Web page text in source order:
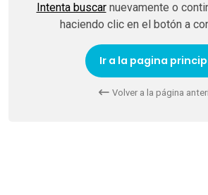
Intenta buscarnuevamente o
haciendo clic en el botón a
Ir a la pagina
Volver a la página